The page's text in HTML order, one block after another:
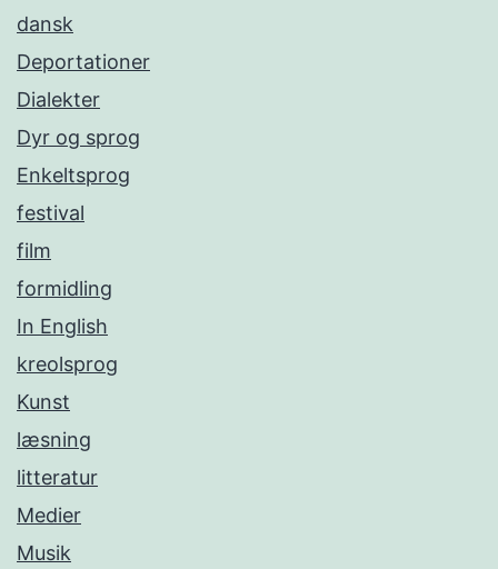
dansk
Deportationer
Dialekter
Dyr og sprog
Enkeltsprog
festival
film
formidling
In English
kreolsprog
Kunst
læsning
litteratur
Medier
Musik